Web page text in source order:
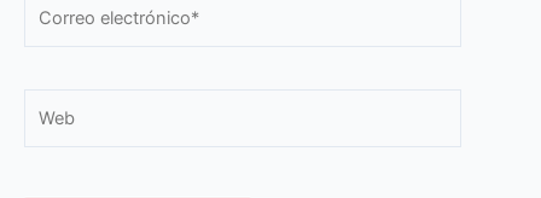
electrónico*